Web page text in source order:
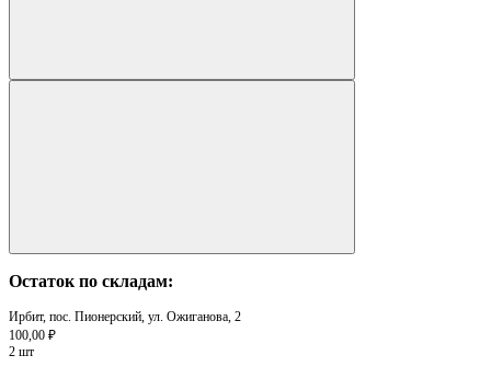
Остаток по складам:
Ирбит, пос. Пионерский, ул. Ожиганова, 2
100,00 ₽
2 шт